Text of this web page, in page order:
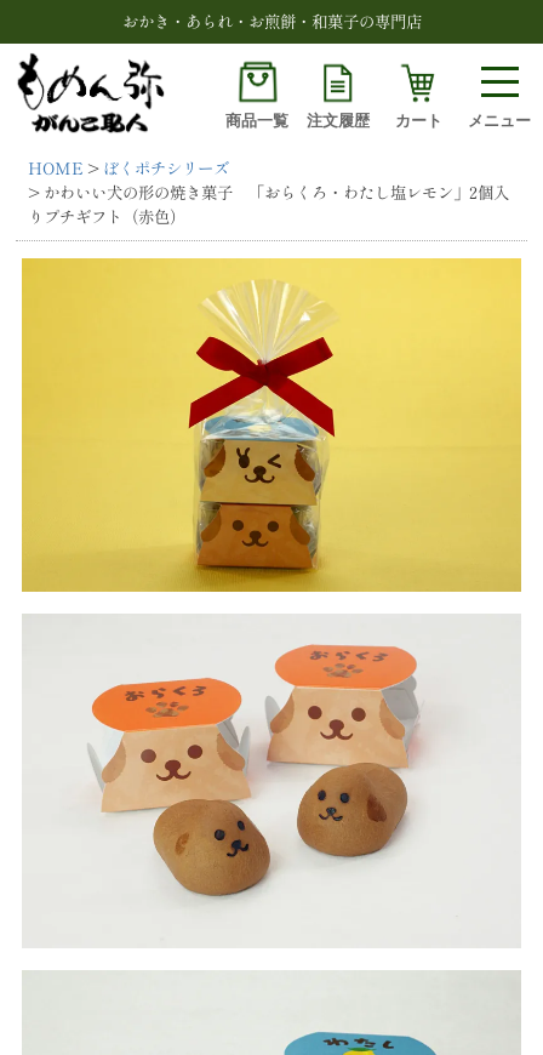
おかき・あられ・お煎餅・和菓子の専門店
商品一覧 注文履歴 カート メニュー
検索
HOME
ぼくポチシリーズ
かわいい犬の形の焼き菓子 「おらくろ・わたし塩レモン」2個入
りプチギフト（赤色）